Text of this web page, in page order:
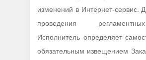
изменений в Интернет-сервис.
проведения
Исполнитель определяет
обязательным извещением